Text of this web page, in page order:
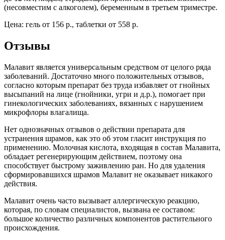
(несовместим с алкоголем), беременным в третьем триместре.
Цена: гель от 156 р., таблетки от 558 р.
Отзывы
Малавит является универсальным средством от целого ряда
заболеваний. Достаточно много положительных отзывов,
согласно которым препарат без труда избавляет от гнойных
высыпаний на лице (гнойники, угри и д.р.), помогает при
гинекологических заболеваниях, вязанных с нарушением
микрофлоры влагалища.
Нет однозначных отзывов о действии препарата для
устранения шрамов, как это об этом гласит инструкция по
применению. Молочная кислота, входящая в состав Малавита,
обладает регенерирующим действием, поэтому она
способствует быстрому заживлению ран. Но для удаления
сформировавшихся шрамов Малавит не оказывает никакого
действия.
Малавит очень часто вызывает аллергическую реакцию,
которая, по словам специалистов, вызвана ее составом:
большое количество различных компонентов растительного
происхождения.